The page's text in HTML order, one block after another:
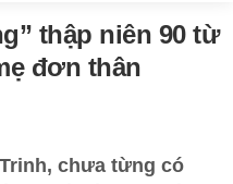
thập niên 90 từ
đơn thân
chưa từng có